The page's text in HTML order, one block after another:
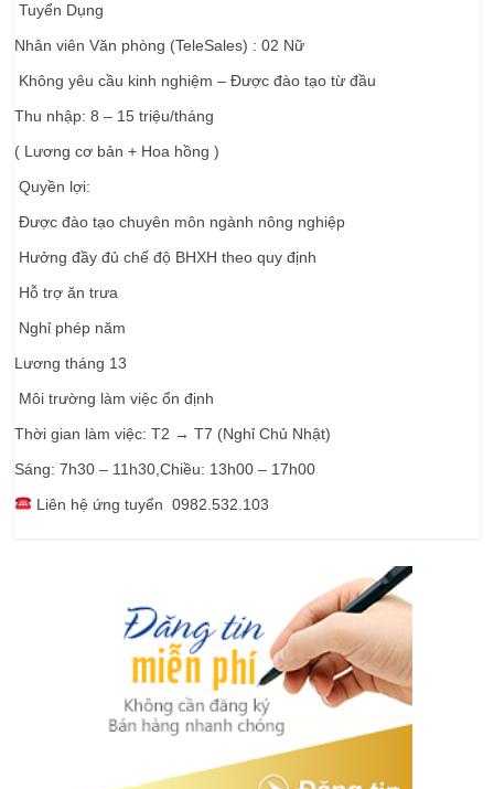
Tuyển Dụng
Nhân viên Văn phòng (TeleSales) : 02 Nữ
Không yêu cầu kinh nghiệm – Được đào tạo từ đầu
Thu nhập: 8 – 15 triệu/tháng
( Lương cơ bản + Hoa hồng )
Quyền lợi:
Được đào tạo chuyên môn ngành nông nghiệp
Hưởng đầy đủ chế độ BHXH theo quy định
Hỗ trợ ăn trưa
Nghỉ phép năm
Lương tháng 13
Môi trường làm việc ổn định
Thời gian làm việc: T2 → T7 (Nghỉ Chủ Nhật)
Sáng: 7h30 – 11h30,Chiều: 13h00 – 17h00
Liên hệ ứng tuyển 0982.532.103